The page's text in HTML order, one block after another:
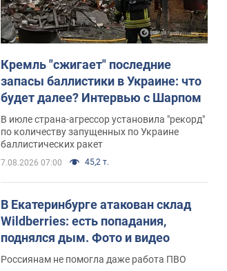
Кремль "сжигает" последние
запасы баллистики в Украине: что
будет далее? Интервью с Шарпом
В июле страна-агрессор установила "рекорд"
по количеству запущенных по Украине
баллистических ракет
7.08.2026 07:00 45,2 т.
В Екатеринбурге атакован склад
Wildberries: есть попадания,
поднялся дым. Фото и видео
Россиянам не помогла даже работа ПВО